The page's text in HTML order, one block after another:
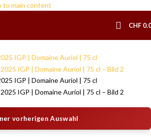
to main content
CHF
vorherigen Auswahl